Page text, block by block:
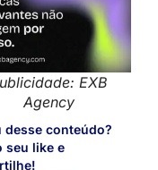
EXB
Agency
desse conteúdo?
seu like e